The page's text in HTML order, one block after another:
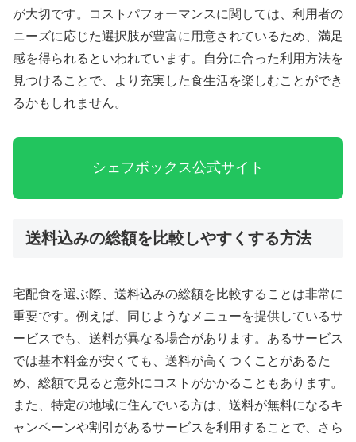
が大切です。コストパフォーマンスに関しては、利用者の
ニーズに応じた選択肢が豊富に用意されているため、満足
感を得られるといわれています。自分に合った利用方法を
見つけることで、より充実した食生活を楽しむことができ
るかもしれません。
シェフボックス公式サイト
送料込みの総額を比較しやすくする方法
宅配食を選ぶ際、送料込みの総額を比較することは非常に
重要です。例えば、同じようなメニューを提供しているサ
ービスでも、送料が異なる場合があります。あるサービス
では基本料金が安くても、送料が高くつくことがあるた
め、総額で見ると意外にコストがかかることもあります。
また、特定の地域に住んでいる方は、送料が無料になるキ
ャンペーンや割引があるサービスを利用することで、さら